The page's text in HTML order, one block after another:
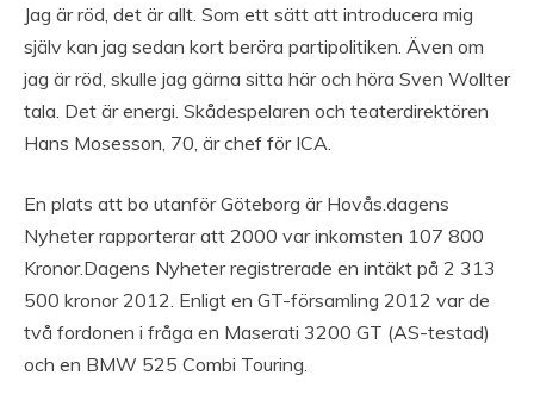
Jag är röd, det är allt. Som ett sätt att introducera mig
själv kan jag sedan kort beröra partipolitiken. Även om
jag är röd, skulle jag gärna sitta här och höra Sven Wollter
tala. Det är energi. Skådespelaren och teaterdirektören
Hans Mosesson, 70, är chef för ICA.
En plats att bo utanför Göteborg är Hovås.dagens
Nyheter rapporterar att 2000 var inkomsten 107 800
Kronor.Dagens Nyheter registrerade en intäkt på 2 313
500 kronor 2012. Enligt en GT-församling 2012 var de
två fordonen i fråga en Maserati 3200 GT (AS-testad)
och en BMW 525 Combi Touring.